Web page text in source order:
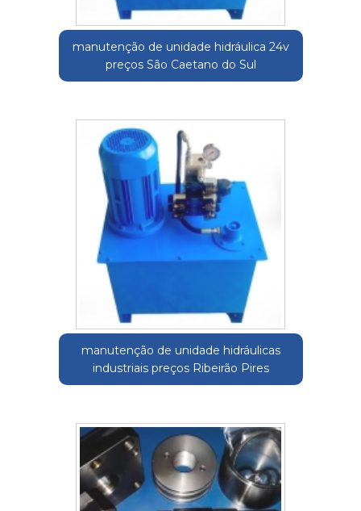
manutenção de unidade hidráulica 24v
preços São Caetano do Sul
manutenção de unidade hidráulicas
industriais preços Ribeirão Pires